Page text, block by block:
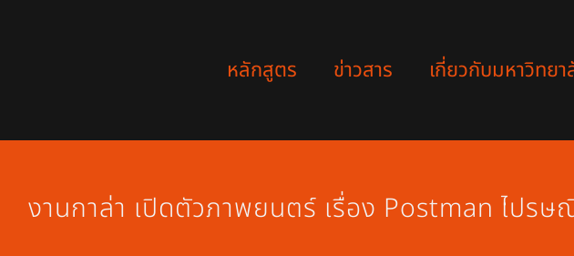
หลักสูตร ข่าวสาร เกี่ยวกับมหาวิทยา
งานกาล่า เปิดตัวภาพยนตร์ เรื่อง Postman ไปรษ